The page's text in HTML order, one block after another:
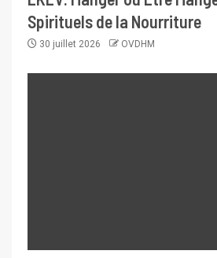
Spirituels de la Nourriture
30 juillet 2026 OVDHM